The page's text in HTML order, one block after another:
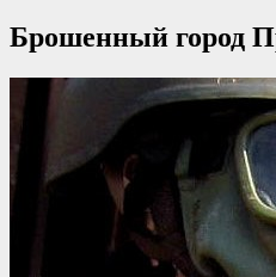
Брошенный город